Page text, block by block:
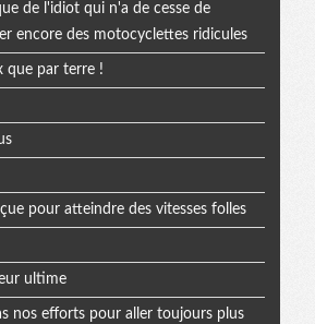
de l'idiot qui n'a de cesse de
encore des motocyclettes ridicules
que par terre !
pour atteindre des vitesses folles
ultime
nos efforts pour aller toujours plus